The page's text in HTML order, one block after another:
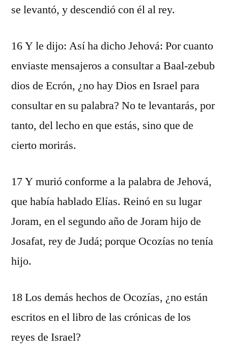
se levantó, y descendió con él al rey.
16 Y le dijo: Así ha dicho Jehová: Por cuanto
enviaste mensajeros a consultar a Baal-zebub
dios de Ecrón, ¿no hay Dios en Israel para
consultar en su palabra? No te levantarás, por
tanto, del lecho en que estás, sino que de
cierto morirás.
17 Y murió conforme a la palabra de Jehová,
que había hablado Elías. Reinó en su lugar
Joram, en el segundo año de Joram hijo de
Josafat, rey de Judá; porque Ocozías no tenía
hijo.
18 Los demás hechos de Ocozías, ¿no están
escritos en el libro de las crónicas de los
reyes de Israel?